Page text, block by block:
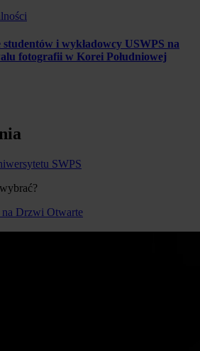
studentów i wykładowcy USWPS na
fotografii w Korei Południowej
SWPS
na Drzwi Otwarte